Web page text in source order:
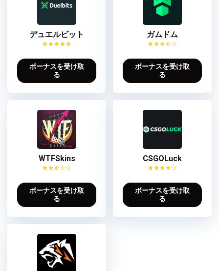
デュエルビット
ボーナスを受け取
る
ガムドム
ボーナスを受け取
る
WTFSkins
ボーナスを受け取
る
CSGOLuck
ボーナスを受け取
る